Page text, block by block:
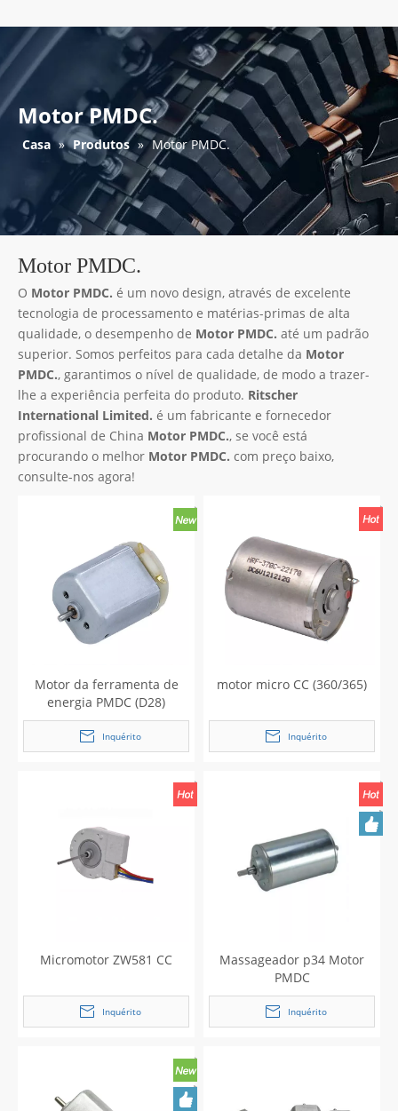
Motor PMDC.
Casa » Produtos » Motor PMDC.
Motor PMDC.
O Motor PMDC. é um novo design, através de excelente
tecnologia de processamento e matérias-primas de alta
qualidade, o desempenho de Motor PMDC. até um padrão
superior. Somos perfeitos para cada detalhe da Motor
PMDC., garantimos o nível de qualidade, de modo a trazer-
lhe a experiência perfeita do produto. Ritscher
International Limited. é um fabricante e fornecedor
profissional de China Motor PMDC., se você está
procurando o melhor Motor PMDC. com preço baixo,
consulte-nos agora!
Motor da ferramenta de
energia PMDC (D28)
Inquérito
motor micro CC (360/365)
Inquérito
Micromotor ZW581 CC
Inquérito
Massageador p34 Motor
PMDC
Inquérito